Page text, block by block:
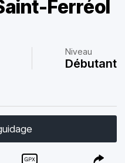
Ferréol
Niveau
Débutant